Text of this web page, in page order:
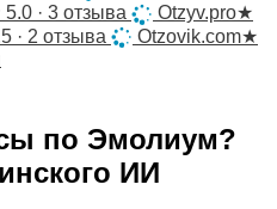
5.0 · 3 отзыва Otzyv.pro★
· 2 отзыва Otzovik.com★
по Эмолиум?
ИИ